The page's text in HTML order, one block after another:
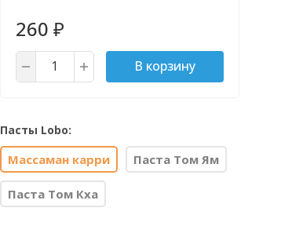
260 ₽
В корзину
Пасты Lobo:
Массаман карри Паста Том Ям
Паста Том Кха